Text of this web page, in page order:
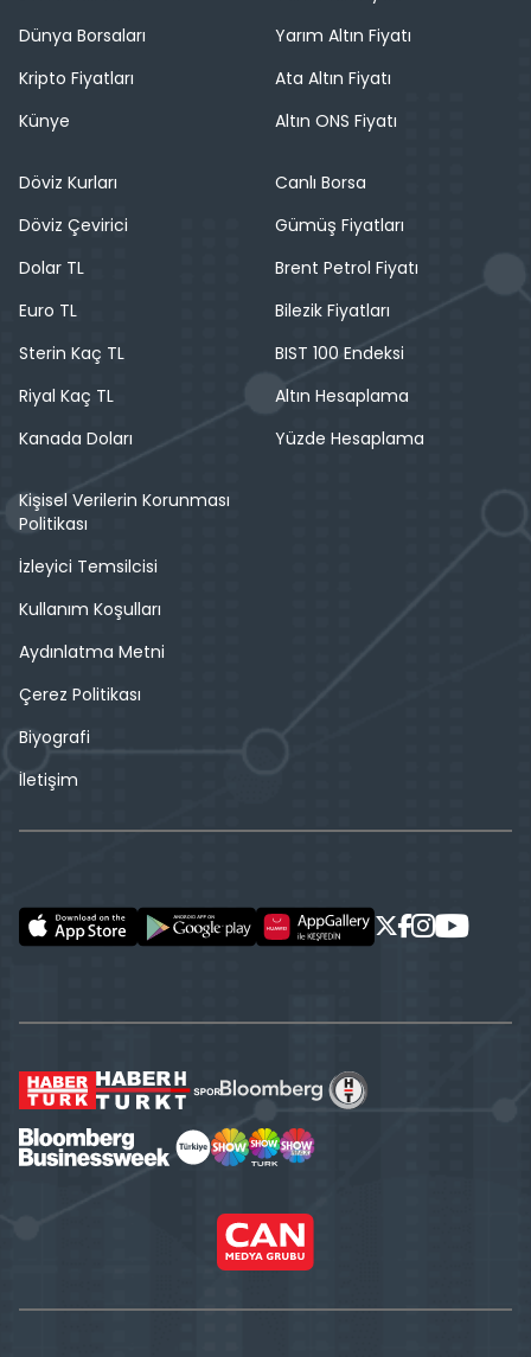
Dünya Borsaları
Kripto Fiyatları
Künye
Yarım Altın Fiyatı
Ata Altın Fiyatı
Altın ONS Fiyatı
Döviz Kurları
Döviz Çevirici
Dolar TL
Euro TL
Sterin Kaç TL
Riyal Kaç TL
Kanada Doları
Canlı Borsa
Gümüş Fiyatları
Brent Petrol Fiyatı
Bilezik Fiyatları
BIST 100 Endeksi
Altın Hesaplama
Yüzde Hesaplama
Kişisel Verilerin Korunması
Politikası
İzleyici Temsilcisi
Kullanım Koşulları
Aydınlatma Metni
Çerez Politikası
Biyografi
İletişim